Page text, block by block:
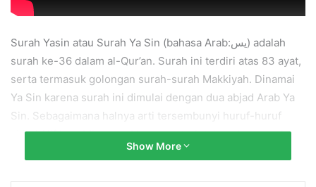
Surah Yasin atau Surah Ya Sin (bahasa Arab:يس) adalah
surah ke-36 dalam al-Qur’an. Surah ini terdiri atas 83 ayat,
serta termasuk golongan surah-surah Makkiyah. Dinamai
Ya Sin karena surah ini dimulai dengan dua abjad Arab Ya
Sin. Sebagaimana halnya arti tersembunyi huruf-huruf
abjad Alif Lam Mim atau Nun yang terletak pada permulaan
beberapa surah Al-Quran, maka demikian pula arti Ya Sin
Show More